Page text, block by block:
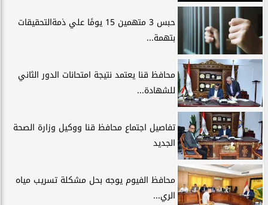
حبس 3 متهمين 15 يومًا علي ذمةالتحقيقات
بتهمة...
محافظ قنا يعتمد نتيجة امتحانات الدور الثاني
للشهادة...
تفاصيل اجتماع محافظ قنا ووكيل وزارة الصحة
الجديد
محافظ الفيوم يوجه بحل مشكلة تسريب مياه
الري...